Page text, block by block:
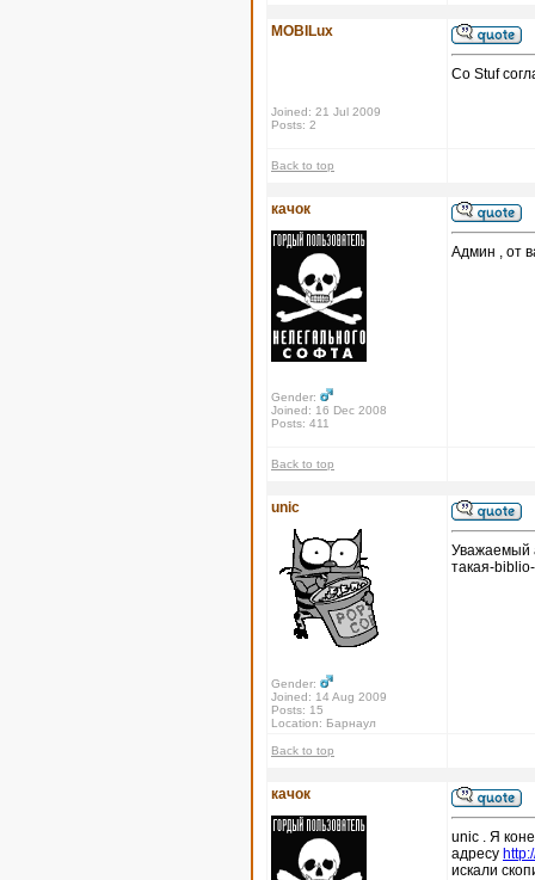
MOBILux
Joined: 21 Jul 2009
Posts: 2
Со Stuf
Back to top
качок
Gender:
Joined: 16 Dec 2008
Posts: 411
Админ , от
Back to top
unic
Gender:
Joined: 14 Aug 2009
Posts: 15
Location: Барнаул
Уважаемый
такая-
Back to top
качок
unic . Я
адресу
искали